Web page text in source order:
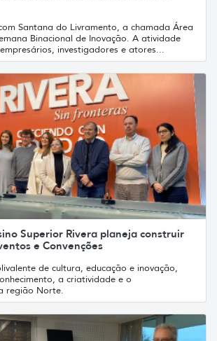
Santana do Livramento, a chamada Área
Binacional de Inovação. A atividade
investigadores e atores...
Superior Rivera planeja construir
e Convenções
de cultura, educação e inovação,
a criatividade e o
região Norte.